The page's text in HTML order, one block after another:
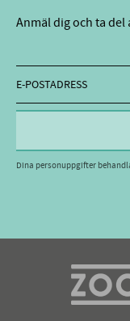
Anmäl dig och ta del
Dina personuppgifter